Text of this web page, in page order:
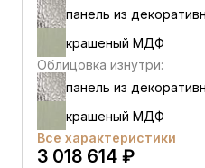
панель из
крашеный МДФ
Облицовка изнутри:
панель из
крашеный МДФ
Все характеристики
3 018 614 ₽